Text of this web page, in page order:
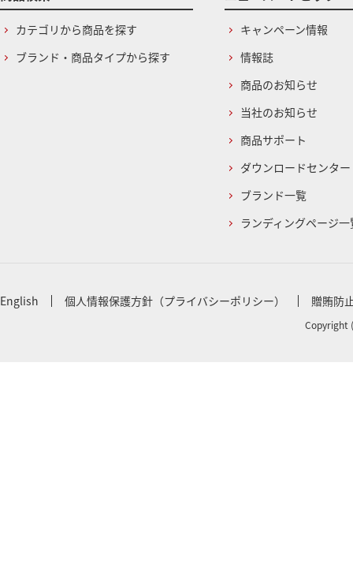
カテゴリから商品を探す
ブランド・商品タイプから探す
キャンペーン情報
情報誌
商品のお知らせ
当社のお知らせ
商品サポート
ダウンロードセンター
ブランド一覧
ランディングページ一
English 個人情報保護方針（プライバシーポリシー） 贈賄防
Copyright